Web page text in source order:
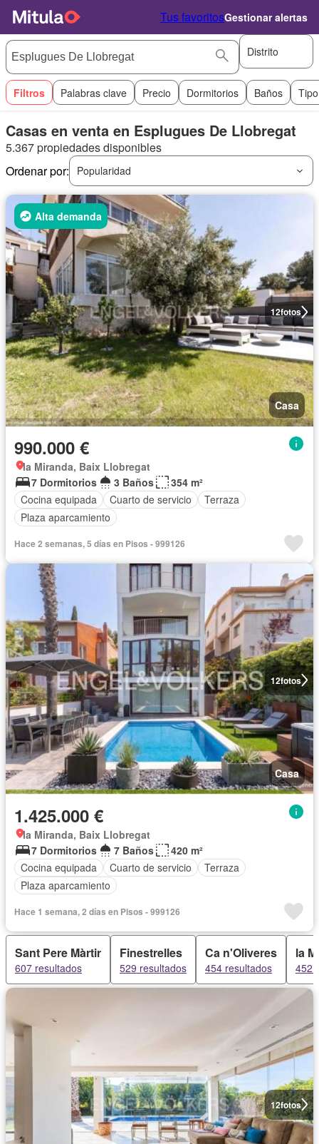
Tus favoritosGestionar alertas
Distrito
Filtros Palabras clave Precio Dormitorios Baños
Casas en venta en Esplugues De Llobregat
5.367 propiedades disponibles
Ordenar por:
Popularidad
12fotos
Alta demanda
Casa
990.000 €
la Miranda, Baix Llobregat
7 Dormitorios
3 Baños
354 m²
Cocina equipada
Cuarto de servicio
Terraza
Plaza aparcamiento
Hace 2 semanas, 5 días en Pisos - 999126
12fotos
Casa
1.425.000 €
la Miranda, Baix Llobregat
7 Dormitorios
7 Baños
420 m²
Cocina equipada
Cuarto de servicio
Terraza
Plaza aparcamiento
Hace 1 semana, 2 días en Pisos - 999126
Sant Pere Màrtir
607 resultados
Finestrelles
529 resultados
Ca n'Oliveres
454 resultados
la
452
12fotos